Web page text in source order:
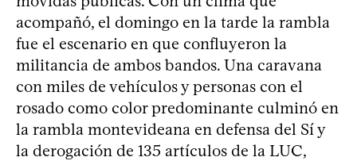
acompañó, el domingo en la tarde la rambla
fue el escenario en que confluyeron la
militancia de ambos bandos. Una caravana
con miles de vehículos y personas con el
rosado como color predominante culminó en
la rambla montevideana en defensa del Sí y
la derogación de 135 artículos de la LUC,